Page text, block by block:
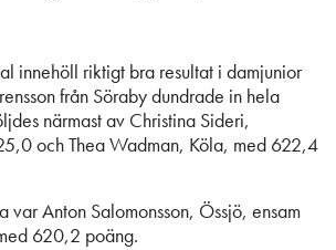
innehöll riktigt bra resultat i damjunior
från Söraby dundrade in hela
närmast av Christina Sideri,
och Thea Wadman, Köla, med 622,4
var Anton Salomonsson, Össjö, ensam
620,2 poäng.